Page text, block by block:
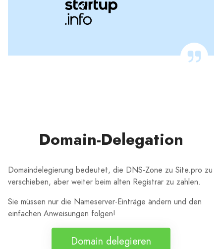
Domain-Delegation
Domaindelegierung bedeutet, die DNS-Zone zu Site.pro zu
verschieben, aber weiter beim alten Registrar zu zahlen.
Sie müssen nur die Nameserver-Einträge ändern und den
einfachen Anweisungen folgen!
Domain delegieren